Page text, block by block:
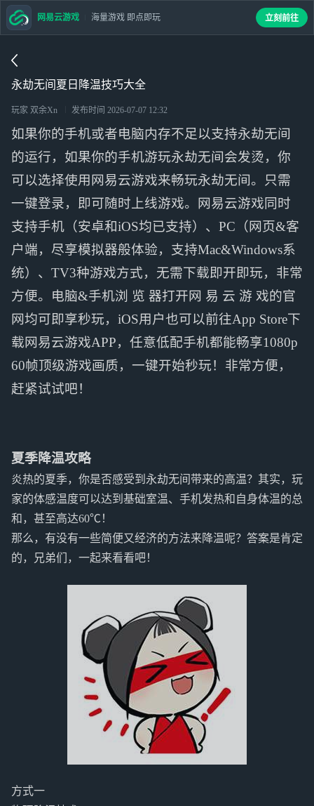
永劫无间夏日降温技巧大全
玩家 双余Xn 发布时间 2026-07-07 12:32
如果你的手机或者电脑内存不足以支持永劫无间
的运行，如果你的手机游玩永劫无间会发烫，你
可以选择使用网易云游戏来畅玩永劫无间。只需
一键登录，即可随时上线游戏。网易云游戏同时
支持手机（安卓和iOS均已支持）、PC（网页&客
户端，尽享模拟器般体验，支持Mac&Windows系
统）、TV3种游戏方式，无需下载即开即玩，非常
方便。电脑&手机浏 览 器打开网 易 云 游 戏的官
网均可即享秒玩，iOS用户也可以前往App Store下
载网易云游戏APP，任意低配手机都能畅享1080p
60帧顶级游戏画质，一键开始秒玩！非常方便，
赶紧试试吧！
夏季降温攻略
炎热的夏季，你是否感受到永劫无间带来的高温？其实，玩
家的体感温度可以达到基础室温、手机发热和自身体温的总
和，甚至高达60℃！
那么，有没有一些简便又经济的方法来降温呢？答案是肯定
的，兄弟们，一起来看看吧！
方式一
网易云游戏 海量游戏 即点即玩 立刻前往